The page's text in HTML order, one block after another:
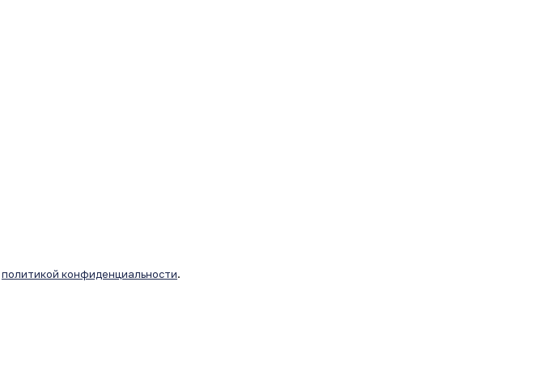
политикой конфиденциальности.